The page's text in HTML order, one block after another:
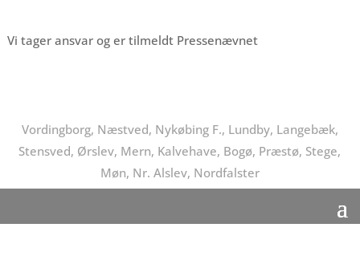
Vi tager ansvar og er tilmeldt Pressenævnet
Vordingborg, Næstved, Nykøbing F., Lundby, Langebæk,
Stensved, Ørslev, Mern, Kalvehave, Bogø, Præstø, Stege,
Møn, Nr. Alslev, Nordfalster